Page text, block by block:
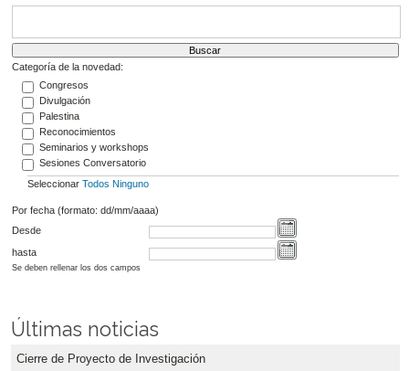
Categoría de la novedad:
Congresos
Divulgación
Palestina
Reconocimientos
Seminarios y workshops
Sesiones Conversatorio
Seleccionar Todos Ninguno
Por fecha (formato: dd/mm/aaaa)
Desde
hasta
Se deben rellenar los dos campos
Últimas noticias
Cierre de Proyecto de Investigación